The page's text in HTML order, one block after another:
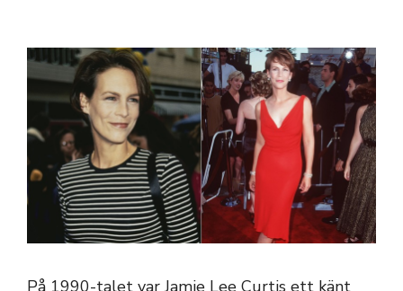
På 1990-talet var Jamie Lee Curtis ett känt